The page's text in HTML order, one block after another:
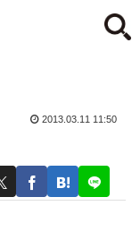
2013.03.11 11:50